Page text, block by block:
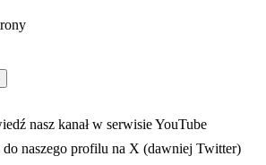
otwiera się w nowej karcie
nasz kanał w serwisie YouTube
karcie
do naszego profilu na X (dawniej Twitter)